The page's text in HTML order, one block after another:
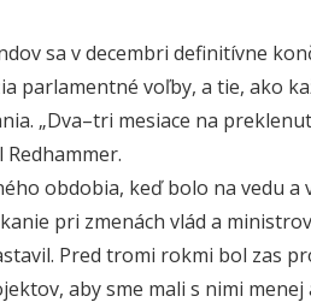
sa v decembri definitívne
parlamentné voľby, a tie, ako
„Dva–tri mesiace na
obdobia, keď bolo na vedu a
pri zmenách vlád a
Pred tromi rokmi bol zas
aby sme mali s nimi menej